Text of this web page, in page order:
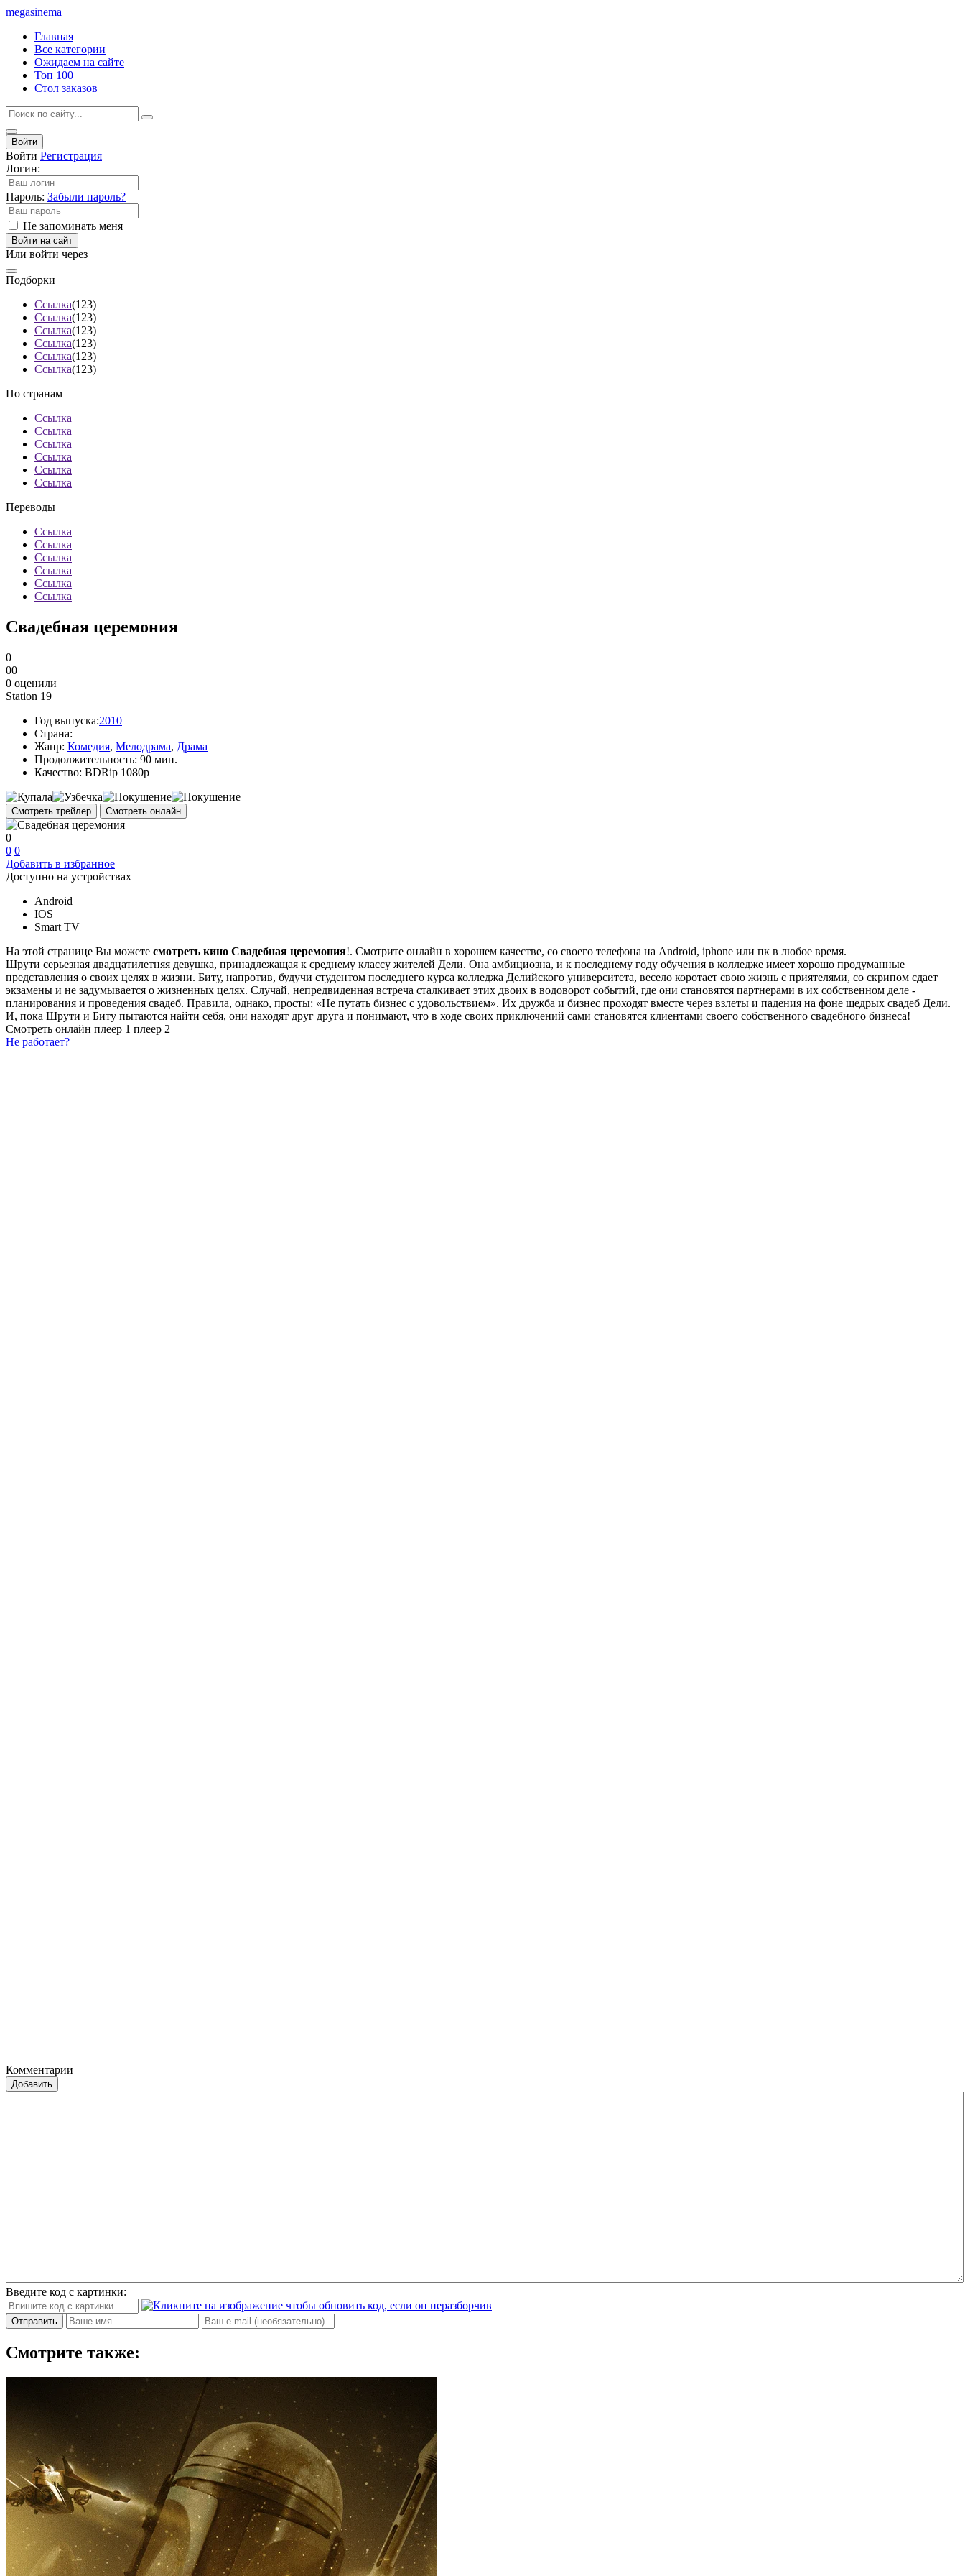
megasinema
Главная
Все категории
Ожидаем на сайте
Топ 100
Стол заказов
Войти
Войти Регистрация
Логин:
Пароль: Забыли пароль?
Не запоминать меня
Войти на сайт
Или войти через
Подборки
Ссылка(123)
Ссылка(123)
Ссылка(123)
Ссылка(123)
Ссылка(123)
Ссылка(123)
По странам
Ссылка
Ссылка
Ссылка
Ссылка
Ссылка
Ссылка
Переводы
Ссылка
Ссылка
Ссылка
Ссылка
Ссылка
Ссылка
Свадебная церемония
0
00
0 оценили
Station 19
Год выпуска:2010
Страна:
Жанр: Комедия, Мелодрама, Драма
Продолжительность: 90 мин.
Качество: BDRip 1080p
Смотреть трейлер Смотреть онлайн
0
0 0
Добавить в избранное
Доступно на устройствах
Android
IOS
Smart TV
На этой странице Вы можете смотреть кино Свадебная церемония!. Смотрите онлайн в хорошем качестве, со своего телефона на Android, iphone или пк в любое время.
Шрути серьезная двадцатилетняя девушка, принадлежащая к среднему классу жителей Дели. Она амбициозна, и к последнему году обучения в колледже имеет хорошо продуманные
представления о своих целях в жизни. Биту, напротив, будучи студентом последнего курса колледжа Делийского университета, весело коротает свою жизнь с приятелями, со скрипом сдает
экзамены и не задумывается о жизненных целях. Случай, непредвиденная встреча сталкивает этих двоих в водоворот событий, где они становятся партнерами в их собственном деле -
планирования и проведения свадеб. Правила, однако, просты: «Не путать бизнес с удовольствием». Их дружба и бизнес проходят вместе через взлеты и падения на фоне щедрых свадеб Дели.
И, пока Шрути и Биту пытаются найти себя, они находят друг друга и понимают, что в ходе своих приключений сами становятся клиентами своего собственного свадебного бизнеса!
Смотреть онлайн плеер 1 плеер 2
Не работает?
Комментарии
Добавить
Введите код с картинки:
Отправить
Смотрите также: